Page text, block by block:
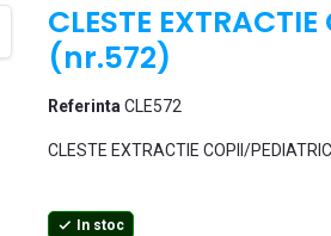
CLESTE
(nr.572)
Referinta CLE572
CLESTE EXTRACTIE COPII/
 In stoc